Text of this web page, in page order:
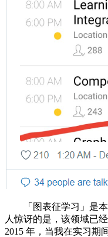
「图表征学习」是本
人惊讶的是，该领域已
2015 年，当我在实习期